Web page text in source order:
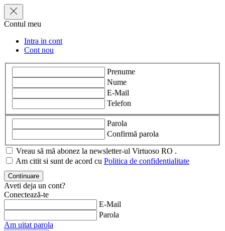
Contul meu
Intra in cont
Cont nou
Prenume
Nume
E-Mail
Telefon
Parola
Confirmă parola
Vreau să mă abonez la newsletter-ul Virtuoso RO .
Am citit si sunt de acord cu Politica de confidentialitate
Aveti deja un cont?
Conectează-te
E-Mail
Parola
Am uitat parola